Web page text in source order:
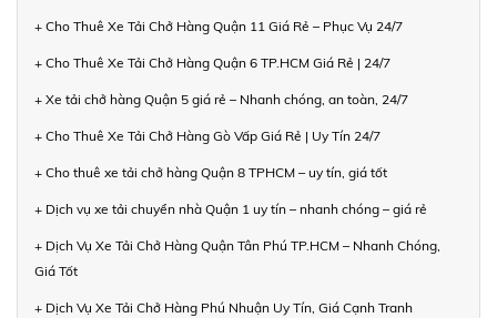
+ Cho Thuê Xe Tải Chở Hàng Quận 11 Giá Rẻ – Phục Vụ 24/7
+ Cho Thuê Xe Tải Chở Hàng Quận 6 TP.HCM Giá Rẻ | 24/7
+ Xe tải chở hàng Quận 5 giá rẻ – Nhanh chóng, an toàn, 24/7
+ Cho Thuê Xe Tải Chở Hàng Gò Vấp Giá Rẻ | Uy Tín 24/7
+ Cho thuê xe tải chở hàng Quận 8 TPHCM – uy tín, giá tốt
+ Dịch vụ xe tải chuyển nhà Quận 1 uy tín – nhanh chóng – giá rẻ
+ Dịch Vụ Xe Tải Chở Hàng Quận Tân Phú TP.HCM – Nhanh Chóng,
Giá Tốt
+ Dịch Vụ Xe Tải Chở Hàng Phú Nhuận Uy Tín, Giá Cạnh Tranh